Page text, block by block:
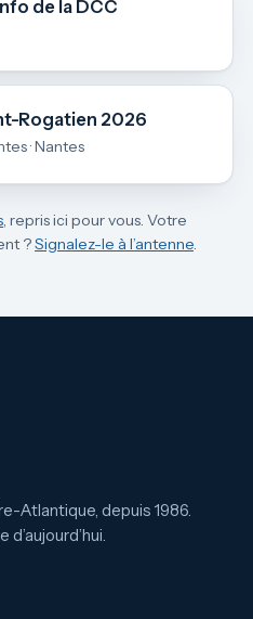
de la DCC
Rogatien 2026
· Nantes
, repris ici pour vous. Votre
?Signalez-le à l’antenne
Atlantique, depuis 1986.